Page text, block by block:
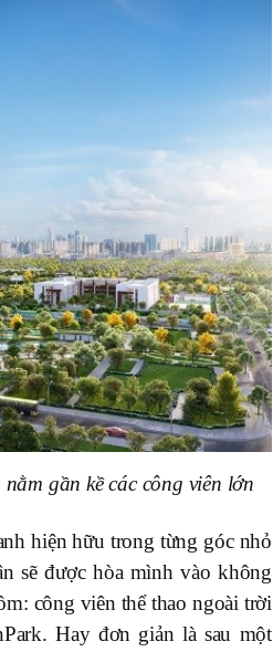
gần kề các công viên lớn
hiện hữu trong từng góc nhỏ
sẽ được hòa mình vào không
công viên thể thao ngoài trời
Hay đơn giản là sau một